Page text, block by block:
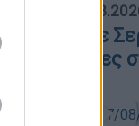
φωτιάς σε
– Πλημμύρες